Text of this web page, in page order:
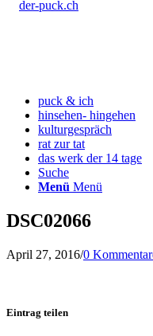
puck & ich
hinsehen- hingehen
kulturgespräch
rat zur tat
das werk der 14 tage
Suche
Menü Menü
DSC02066
April 27, 2016/0
Eintrag teilen